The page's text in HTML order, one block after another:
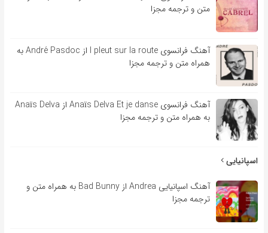
متن و ترجمه مجزا
آهنگ فرانسوی l pleut sur la route از André Pasdoc به
همراه متن و ترجمه مجزا
آهنگ فرانسوی Anaïs Delva Et je danse از Anaïs Delva
به همراه متن و ترجمه مجزا
اسپانیایی
آهنگ اسپانیایی Andrea از Bad Bunny به همراه متن و
ترجمه مجزا